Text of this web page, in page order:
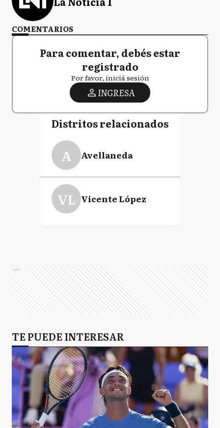
COMENTARIOS
Para comentar, debés estar
registrado
Por favor, iniciá sesión
INGRESA
Distritos relacionados
A Avellaneda
VL Vicente López
Ads
TE PUEDE INTERESAR